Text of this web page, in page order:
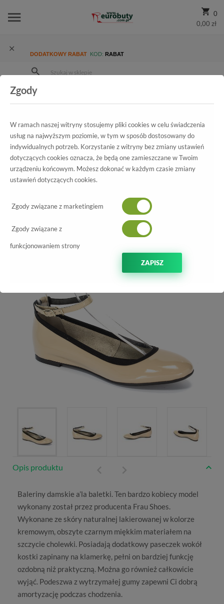
0
0,00 zł
DODATKOWY RABAT KOD: RABAT
Kolekcja damska
Baleriny
Wszystkie produkty
70Z6 Splendid Sand
Opis produktu
Baleriny damskie a’la baletki. Ten bardzo kobiecy model
wykonany został przez producenta Frau Shoes.
Wykonane ze skóry naturalnej lakierowanej w kolorze
kremowym, obszyte czarnym miękkim materiałem na
szczycie cholewki. Posiadają dodatkowy paseczek wokół
kostki zapinany na klamerkę, pełni on bardziej funkcję
ozdobną niż praktyczną. Można go również całkowicie
wyjąć. Podeszwa z wytrzymałej gumy zapewni Ci dobrą
amortyzację podczas chodzenia.
Zgody
W ramach naszej witryny stosujemy pliki cookies w celu świadczenia
usług na najwyższym poziomie, w tym w sposób dostosowany do
indywidualnych potrzeb. Korzystanie z witryny bez zmiany ustawień
dotyczących cookies oznacza, że będą one zamieszczane w Twoim
urządzeniu końcowym. Możesz dokonać w każdym czasie zmiany
ustawień dotyczących cookies.
Zgody związane z marketingiem
Zgody związane z
funkcjonowaniem strony
ZAPISZ